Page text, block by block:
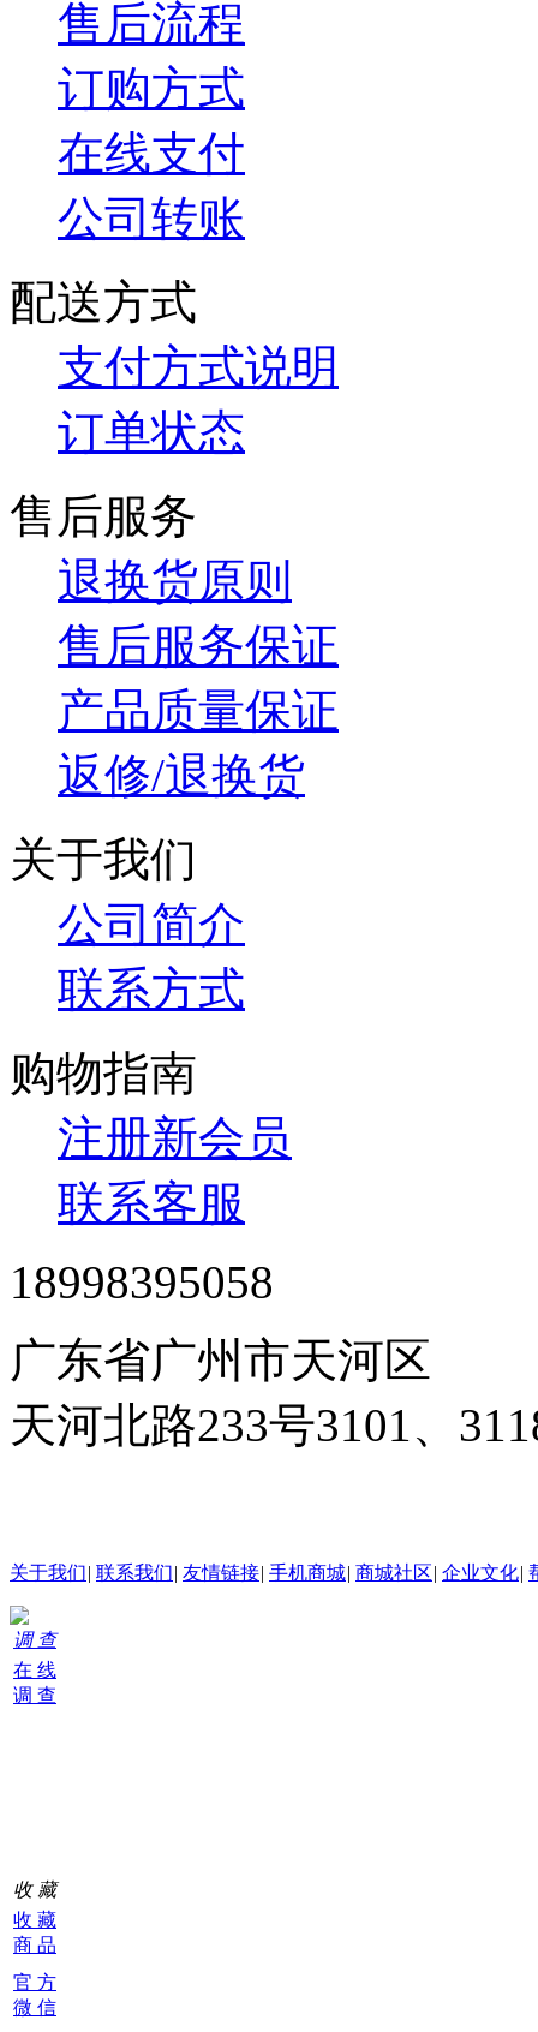
售后流程
订购方式
在线支付
公司转账
配送方式
支付方式说明
订单状态
售后服务
退换货原则
售后服务保证
产品质量保证
返修/退换货
关于我们
公司简介
联系方式
购物指南
注册新会员
联系客服
18998395058
广东省广州市天河区
天河北路233号3101、
关于我们| 联系我们| 友情链接| 手机商城| 商城社区| 企业文化|
调 查
在 线
调 查
收 藏
收 藏
商 品
官 方
微 信